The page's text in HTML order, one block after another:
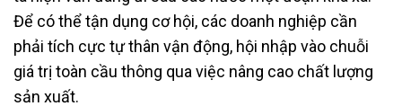
Để có thể tận dụng cơ hội, các doanh nghiệp cần
phải tích cực tự thân vận động, hội nhập vào chuỗi
giá trị toàn cầu thông qua việc nâng cao chất lượng
sản xuất.